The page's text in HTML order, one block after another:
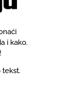
i kako.
tekst.